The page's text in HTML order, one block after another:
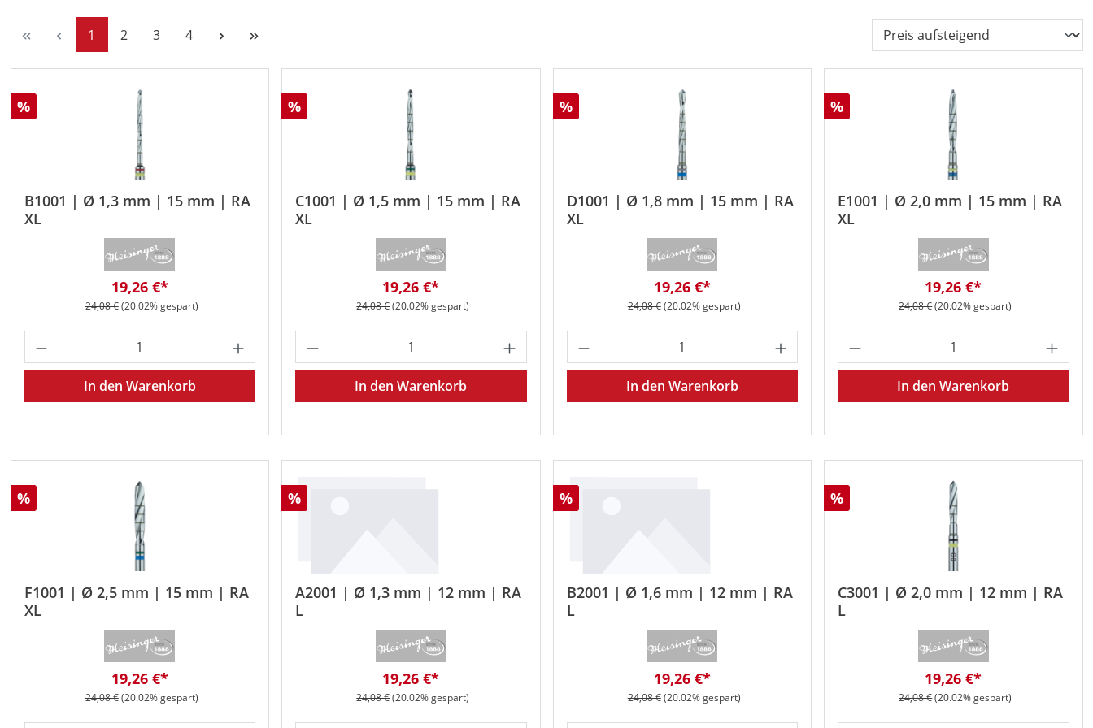
Seite
1 Seite
2 Seite
3 Seite
4
Rabatt
%
B1001 | Ø 1,3 mm | 15 mm | RA
XL
Verkaufspreis:
19,26 €*
Regulärer Preis:
24,08 €(20.02% gespart)
Produkt Anzahl: Gib den gewünschten Wert ein oder benutze die Schaltflächen um die Anzahl zu erhöhen oder zu
In den Warenkorb
Rabatt
%
C1001 | Ø 1,5 mm | 15 mm | RA
XL
Verkaufspreis:
19,26 €*
Regulärer Preis:
24,08 €(20.02% gespart)
Produkt Anzahl: Gib den gewünschten Wert ein oder benutze die Schaltflächen um die
In den Warenkorb
Rabatt
%
D1001 | Ø 1,8 mm | 15 mm | RA
XL
Verkaufspreis:
19,26 €*
Regulärer Preis:
24,08 €(20.02% gespart)
Produkt Anzahl: Gib den gewünschten Wert ein oder
In den Warenkorb
Rabatt
%
E1001 | Ø 2,0 mm | 15 mm | RA
XL
Verkaufspreis:
19,26 €*
Regulärer Preis:
24,08 €(20.02% gespart)
Produkt Anzahl: Gib den
In den Warenkorb
Rabatt
%
F1001 | Ø 2,5 mm | 15 mm | RA
XL
Verkaufspreis:
19,26 €*
Regulärer Preis:
24,08 €(20.02% gespart)
Rabatt
%
A2001 | Ø 1,3 mm | 12 mm | RA
L
Verkaufspreis:
19,26 €*
Regulärer Preis:
24,08 €(20.02% gespart)
Rabatt
%
B2001 | Ø 1,6 mm | 12 mm | RA
L
Verkaufspreis:
19,26 €*
Regulärer Preis:
24,08 €(20.02% gespart)
Rabatt
%
C3001 | Ø 2,0 mm | 12 mm | RA
L
Verkaufspreis:
19,26 €*
Regulärer Preis:
24,08 €(20.02% gespart)